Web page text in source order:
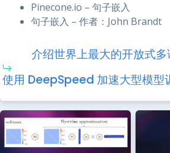
Pinecone.io – 句子嵌入
句子嵌入 – 作者：John Brandt
介绍世界上最大的开放式
使用 DeepSpeed 加速大型模型